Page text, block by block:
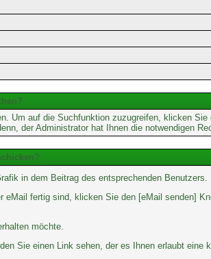
Um auf die Suchfunktion zuzugreifen, klicken
der Administrator hat Ihnen die notwendigen
in dem Beitrag des entsprechenden Benutzers.
fertig sind, klicken Sie den [eMail senden]
möchte.
Sie einen Link sehen, der es Ihnen erlaubt eine